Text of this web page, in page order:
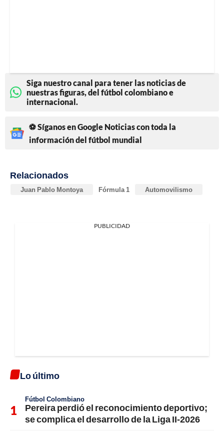
Siga nuestro canal para tener las noticias de
nuestras figuras, del fútbol colombiano e
internacional.
⚽ Síganos en Google Noticias con toda la
información del fútbol mundial
Relacionados
Juan Pablo Montoya Fórmula 1 Automovilismo
PUBLICIDAD
Lo último
Fútbol Colombiano
Pereira perdió el reconocimiento deportivo;
se complica el desarrollo de la Liga II-2026